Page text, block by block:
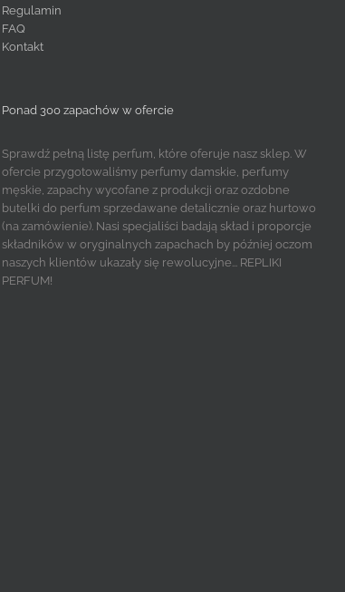
Regulamin
FAQ
Kontakt
Ponad 300 zapachów w ofercie
Sprawdź pełną listę perfum, które oferuje nasz sklep. W
ofercie przygotowaliśmy perfumy damskie, perfumy
męskie, zapachy wycofane z produkcji oraz ozdobne
butelki do perfum sprzedawane detalicznie oraz hurtowo
(na zamówienie). Nasi specjaliści badają skład i proporcje
składników w oryginalnych zapachach by później oczom
naszych klientów ukazały się rewolucyjne... REPLIKI
PERFUM!